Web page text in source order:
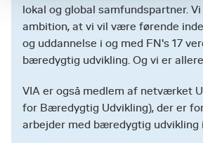
lokal og global samfundspartner.
ambition, at vi vil være førende
og uddannelse i og med FN's 17
bæredygtig udvikling. Og vi er
VIA er også medlem af netværket
for Bæredygtig Udvikling), der er
arbejder med bæredygtig udvikling